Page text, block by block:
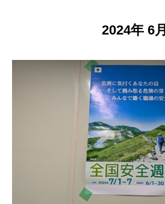
2024年 6月